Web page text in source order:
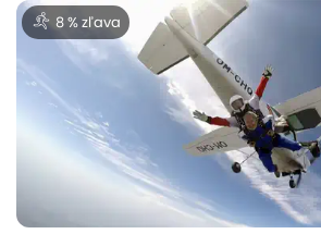
8 % zľava